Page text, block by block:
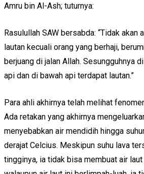
Amru bin Al-Ash; tuturnya:
Rasulullah SAW bersabda: “Tidak akan
lautan kecuali orang yang berhaji,
berjuang di jalan Allah. Sesungguhnya
api dan di bawah api terdapat lautan.”
Para ahli akhirnya telah melihat
Ada retakan yang akhirnya
menyebabkan air mendidih hingga
derajat Celcius. Meskipun suhu lava
tingginya, ia tidak bisa membuat air laut